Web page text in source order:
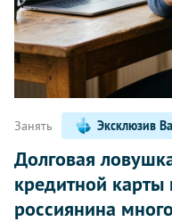
Занять Эксклюзив
Долговая
кредитной карты
россиянина